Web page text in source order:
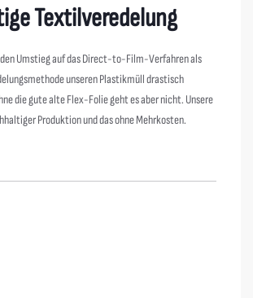
Textilveredelung
Umstieg auf das Direct-to-Film-Verfahren als
unseren Plastikmüll drastisch
die gute alte Flex-Folie geht es aber nicht. Unsere
Produktion und das ohne Mehrkosten.